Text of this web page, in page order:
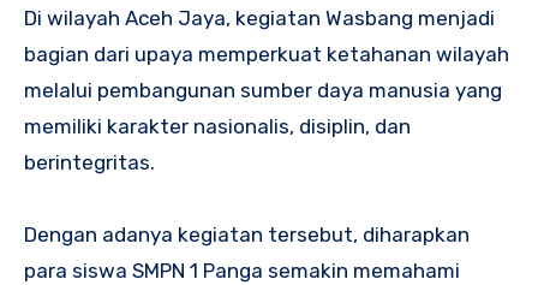
Di wilayah Aceh Jaya, kegiatan Wasbang menjadi
bagian dari upaya memperkuat ketahanan wilayah
melalui pembangunan sumber daya manusia yang
memiliki karakter nasionalis, disiplin, dan
berintegritas.
Dengan adanya kegiatan tersebut, diharapkan
para siswa SMPN 1 Panga semakin memahami